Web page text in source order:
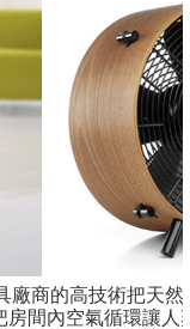
廠商的高技術把天
間內空氣循環讓